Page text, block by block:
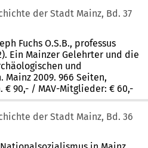
der Stadt Mainz, Bd. 37
Fuchs O.S.B., professus
Ein Mainzer Gelehrter und die
und
2009. 966 Seiten,
90,- / MAV-Mitglieder: € 60,-
der Stadt Mainz, Bd. 36